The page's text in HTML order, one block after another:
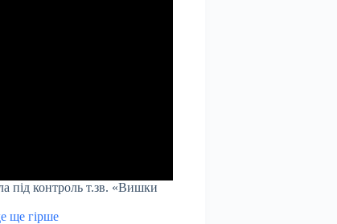
під контроль т.зв. «Вишки
ще гірше